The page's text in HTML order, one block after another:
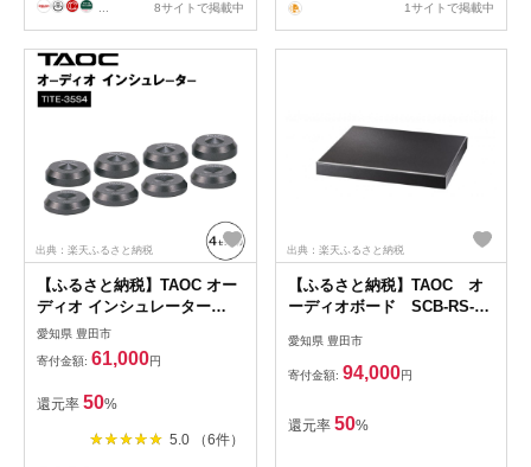
... 8サイトで掲載中 1サイトで掲載中
出典：楽天ふるさと納税
【ふるさと納税】TAOC オー
ディオ インシュレーター
TITE-35S4 | 愛知県 愛知 豊田
市 豊田 楽天ふるさと 納税 返
礼品 支援品 支援 オーディオ
プレーヤー 音楽プレーヤー
アクセサリー スピーカー オ
ーディオインシュレーター 音
愛知県 豊田市
寄付金額: 61,000円
還元率 50%
5.0 （6件）
出典：楽天ふるさと納税
【ふるさと納税】TAOC オ
ーディオボード SCB-RS-
電 日用品 人気 おすすめ 送料
無料
愛知県 豊田市
寄付金額: 94,000円
還元率 50%